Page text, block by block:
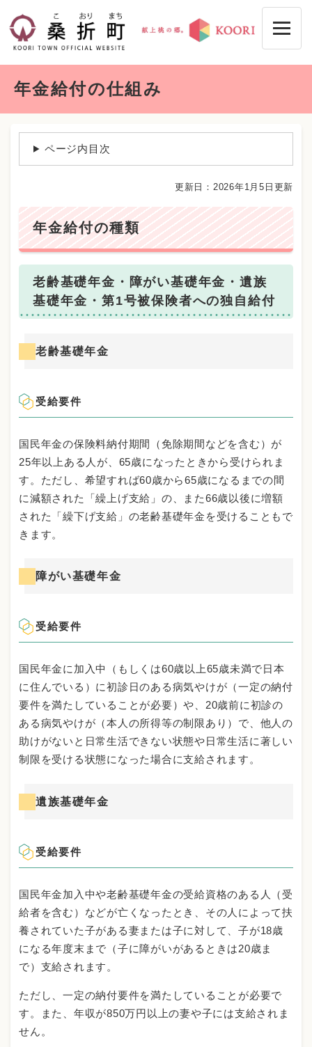
先
年金給付の仕組み
ページ内目次
更新日：2026年1月5日更新
年金給付の種類
老齢基礎年金・障がい基礎年金・遺族
基礎年金・第1号被保険者への独自給付
老齢基礎年金
受給要件
国民年金の保険料納付期間（免除期間などを含む）が
25年以上ある人が、65歳になったときから受けられま
す。ただし、希望すれば60歳から65歳になるまでの間
に減額された「繰上げ支給」の、また66歳以後に増額
された「繰下げ支給」の老齢基礎年金を受けることもで
きます。
障がい基礎年金
受給要件
国民年金に加入中（もしくは60歳以上65歳未満で日本
に住んでいる）に初診日のある病気やけが（一定の納付
要件を満たしていることが必要）や、20歳前に初診の
ある病気やけが（本人の所得等の制限あり）で、他人の
助けがないと日常生活できない状態や日常生活に著しい
制限を受ける状態になった場合に支給されます。
遺族基礎年金
受給要件
国民年金加入中や老齢基礎年金の受給資格のある人（受
給者を含む）などが亡くなったとき、その人によって扶
養されていた子がある妻または子に対して、子が18歳
になる年度末まで（子に障がいがあるときは20歳ま
で）支給されます。
ただし、一定の納付要件を満たしていることが必要で
す。また、年収が850万円以上の妻や子には支給されま
せん。